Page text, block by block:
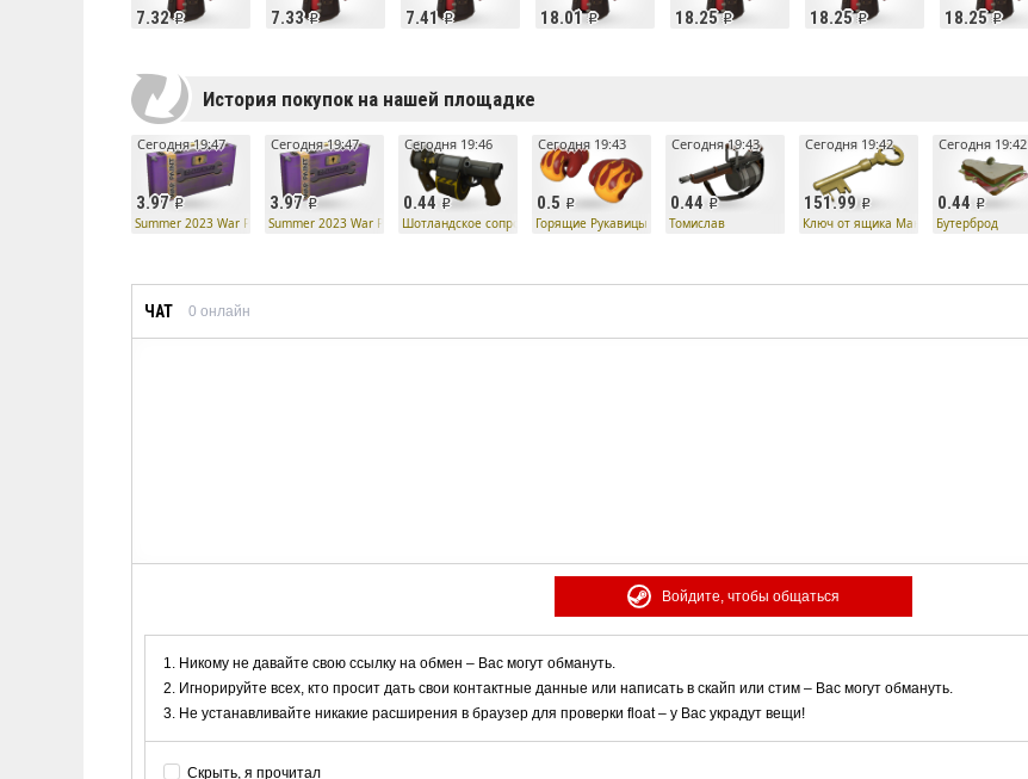
7.32 7.33 7.41 18.01 18.25 18.25 18.25
История покупок на нашей площадке
3.97
Сегодня 19:47
Summer 2023 War Paint Case
3.97
Сегодня 19:47
Summer 2023 War Paint Case
0.44
Сегодня 19:46
Шотландское сопротивление
0.5
Сегодня 19:43
Горящие Рукавицы Ускорения
0.44
Сегодня 19:43
Томислав
151.99
Сегодня 19:42
Ключ от ящика Манн Ко
0.44
Сегодня 19:42
Бутерброд
ЧАТ 0 онлайн
Войдите, чтобы общаться
Никому не давайте свою ссылку на обмен – Вас могут обмануть.
Игнорируйте всех, кто просит дать свои контактные данные или написать в скайп или стим – Вас могут обмануть.
Не устанавливайте никакие расширения в браузер для проверки float – у Вас украдут вещи!
Скрыть, я прочитал